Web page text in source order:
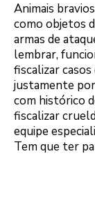
Animais
como objetos
armas de
lembrar,
fiscalizar
justamente
com histórico
fiscalizar
equipe
Tem que ter